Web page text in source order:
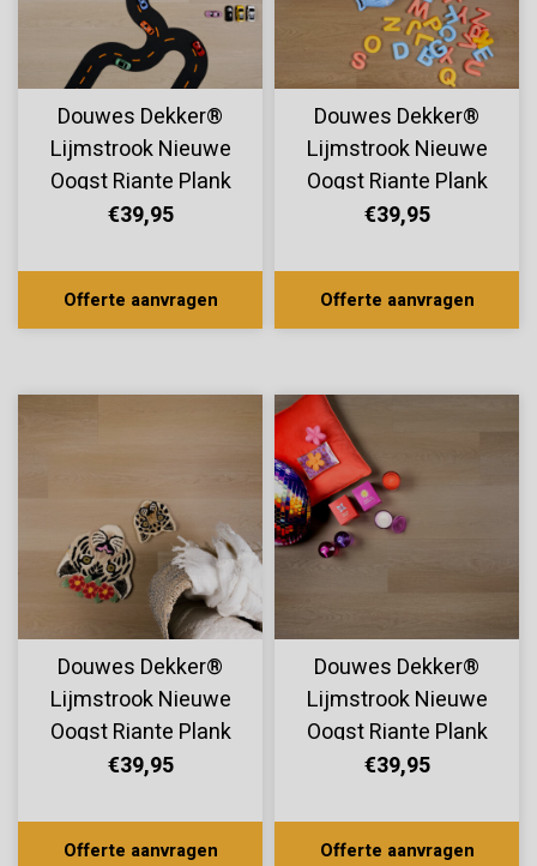
Douwes Dekker®
Lijmstrook Nieuwe
Oogst Riante Plank
Sinaasappel 10826
€39,95
Offerte aanvragen
Douwes Dekker®
Lijmstrook Nieuwe
Oogst Riante Plank
Perzik 10824
€39,95
Offerte aanvragen
Douwes Dekker®
Lijmstrook Nieuwe
Oogst Riante Plank
Peer 10822
€39,95
Offerte aanvragen
Douwes Dekker®
Lijmstrook Nieuwe
Oogst Riante Plank
Papaja 10820
€39,95
Offerte aanvragen